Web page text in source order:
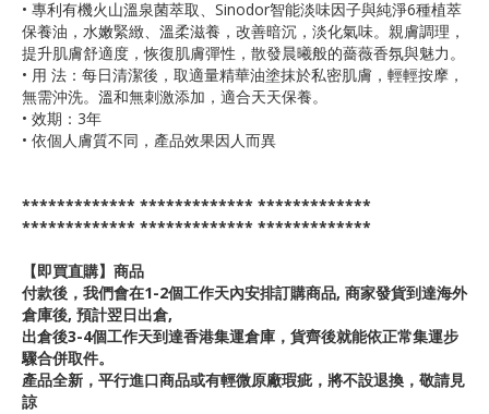
• 專利有機火山溫泉菌萃取、Sinodor智能淡味因子與純淨6種植萃
保養油，水嫩緊緻、溫柔滋養，改善暗沉，淡化氣味。親膚調理，
提升肌膚舒適度，恢復肌膚彈性，散發晨曦般的薔薇香氛與魅力。
• 用 法：每日清潔後，取適量精華油塗抹於私密肌膚，輕輕按摩，
無需沖洗。溫和無刺激添加，適合天天保養。
• 效期：3年
• 依個人膚質不同，產品效果因人而異
************* ************* *************
************* ************* *************
【即買直購】商品
付款後，我們會在1-2個工作天內安排訂購商品, 商家發貨到達海外
倉庫後, 預計翌日出倉,
出倉後3-4個工作天到達香港集運倉庫，貨齊後就能依正常集運步
驟合併取件。
產品全新，平行進口商品或有輕微原廠瑕疵，將不設退換，敬請見
諒